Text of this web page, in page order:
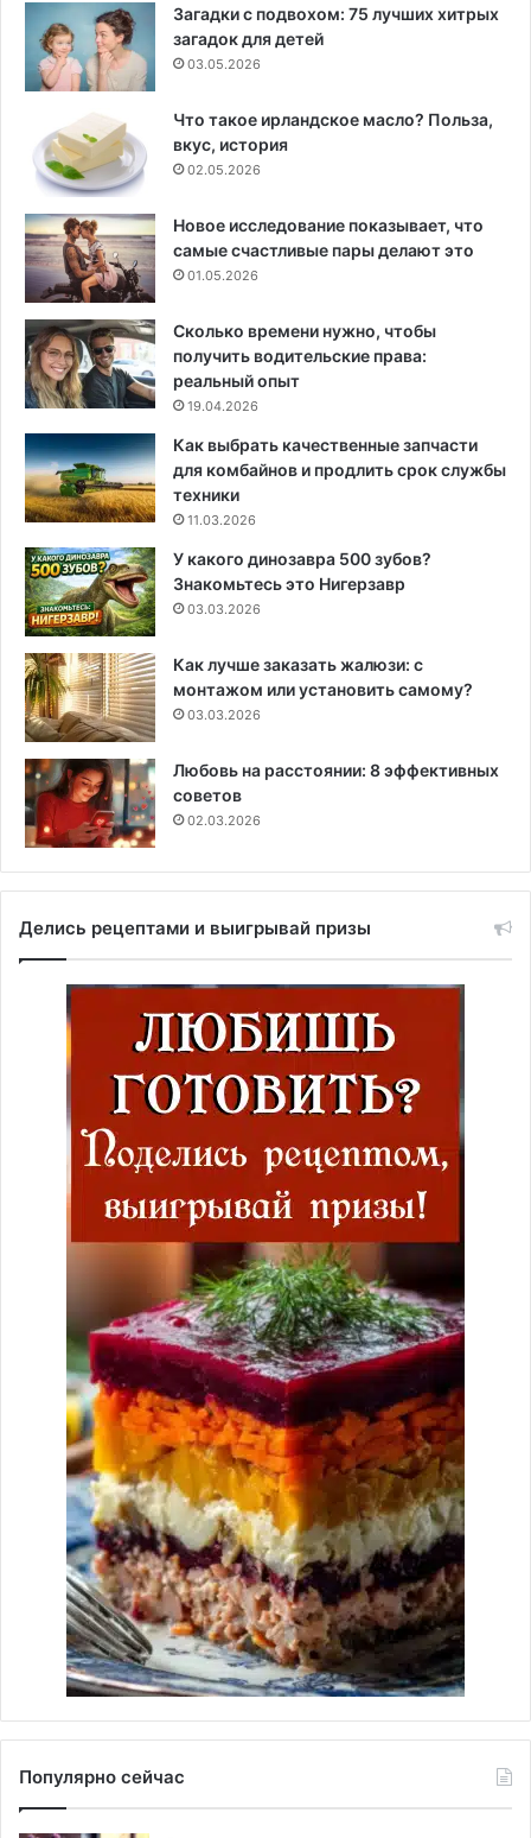
Загадки с подвохом: 75 лучших хитрых
загадок для детей
03.05.2026
Что такое ирландское масло? Польза,
вкус, история
02.05.2026
Новое исследование показывает, что
самые счастливые пары делают это
01.05.2026
Сколько времени нужно, чтобы
получить водительские права:
реальный опыт
19.04.2026
Как выбрать качественные запчасти
для комбайнов и продлить срок службы
техники
11.03.2026
У какого динозавра 500 зубов?
Знакомьтесь это Нигерзавр
03.03.2026
Как лучше заказать жалюзи: с
монтажом или установить самому?
03.03.2026
Любовь на расстоянии: 8 эффективных
советов
02.03.2026
Делись рецептами и выигрывай призы
Популярно сейчас